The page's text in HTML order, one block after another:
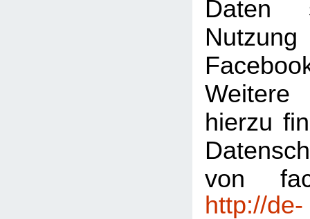
Daten
Weitere
hierzu
von
http://de-